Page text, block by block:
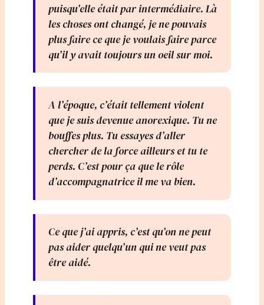
puisqu’elle était par intermédiaire. Là
les choses ont changé, je ne pouvais
plus faire ce que je voulais faire parce
qu’il y avait toujours un oeil sur moi.
A l’époque, c’était tellement violent
que je suis devenue anorexique. Tu ne
bouffes plus. Tu essayes d’aller
chercher de la force ailleurs et tu te
perds. C’est pour ça que le rôle
d’accompagnatrice il me va bien.
Ce que j’ai appris, c’est qu’on ne peut
pas aider quelqu’un qui ne veut pas
être aidé.